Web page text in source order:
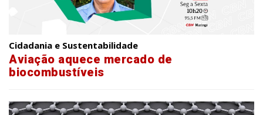
Cidadania e Sustentabilidade
Aviação aquece mercado de
biocombustíveis